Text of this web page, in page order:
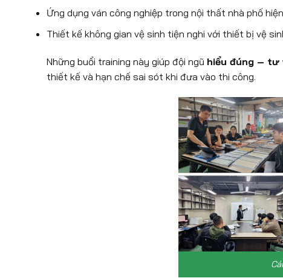
Ứng dụng ván công nghiệp trong nội thất nhà phố
Thiết kế không gian vệ sinh tiện nghi với thiết bị vệ
Những buổi training này giúp đội ngũ hiểu đúng –
thiết kế và hạn chế sai sót khi đưa vào thi công.